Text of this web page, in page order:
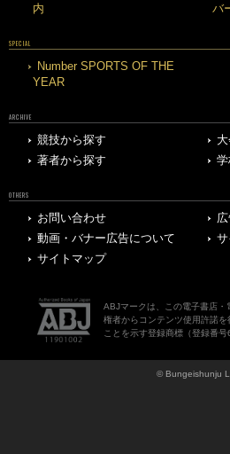
内
バ
SPECIAL
Number SPORTS OF THE
YEAR
ARCHIVE
競技から探す
著者から探す
OTHERS
お問い合わせ
動画・バナー広告について
サイトマップ
ABJマークは、この電子書店
権者からコンテンツ使用許諾
ことを示す登録商標（登録番号
© Bungeishunju